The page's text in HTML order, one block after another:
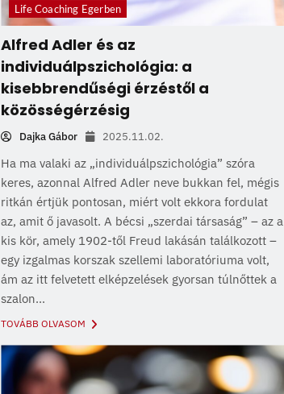
Life Coaching Egerben
Alfred Adler és az
individuálpszichológia: a
kisebbrendűségi érzéstől a
közösségérzésig
Dajka Gábor 2025.11.02.
Ha ma valaki az „individuálpszichológia” szóra
keres, azonnal Alfred Adler neve bukkan fel, mégis
ritkán értjük pontosan, miért volt ekkora fordulat
az, amit ő javasolt. A bécsi „szerdai társaság” – az a
kis kör, amely 1902-től Freud lakásán találkozott –
egy izgalmas korszak szellemi laboratóriuma volt,
ám az itt felvetett elképzelések gyorsan túlnőttek a
szalon...
TOVÁBB OLVASOM